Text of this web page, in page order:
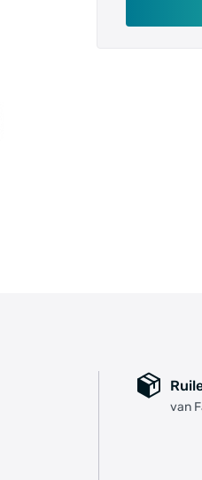
Via de
die u op
van